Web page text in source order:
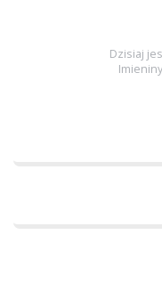
Dzisiaj